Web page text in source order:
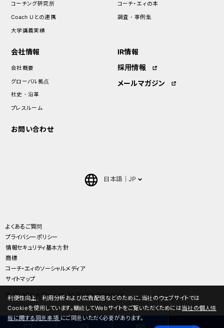
コーチング研究所
Coach Uとの連携
大学講義実績
コーチ・エィの本
調査・事例集
会社情報
会社概要
グローバル拠点
社史・沿革
プレスルーム
IR情報
採用情報
メールマガジン
お問い合わせ
日本語 JP
よくあるご質問
プライバシーポリシー
情報セキュリティ基本方針
商標
コーチ・エィのソーシャルメディア
サイトマップ
© COACH A Co., Ltd. All Rights Reserved.
利便性向上、利用分析および広告配信などのために、当社のウェブサイトでは
Cookieを使用しています。継続してWebサイトをご覧いただくためには当社の個人情
報に関する同意事項 にご同意いただく必要があります。